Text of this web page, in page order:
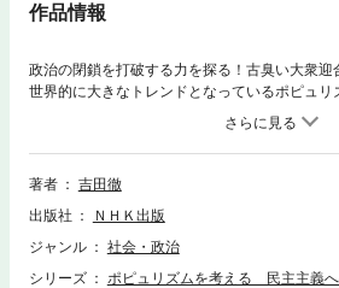
作品情報
政治の閉鎖を打破する力を探る！古臭い大衆迎
世界的に大きなトレンドとなっているポピュリ
本質があった。伝統的なポピュリズム政治から
オ・リベラル型ポピュリズム、そして小泉・サ
まで、そのメカニズムを多面的に明らかにす
治のダイナミズムは、民主主義の根本的な問い
著者
吉田徹
出版社
ＮＨＫ出版
ジャンル
社会・政治
シリーズ
ポピュリズムを考える 民主主義